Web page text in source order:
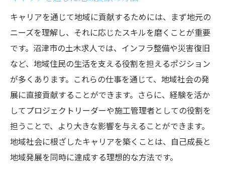
キャリアを通じて地域に貢献するためには、まず地元の
ニーズを理解し、それに応じたスキルを磨くことが重要
です。沼津市の土木求人では、インフラ整備や災害復旧
など、地域住民の生活を支える役割を担えるポジション
が多くあります。これらの仕事を通じて、地域社会の発
展に直接貢献することができます。さらに、経験を活か
してプロジェクトリーダーや施工管理者としての役割を
担うことで、より大きな影響を与えることができます。
地域社会に根ざしたキャリアを築くことは、自己成長と
地域発展を同時に達成する理想的な方法です。